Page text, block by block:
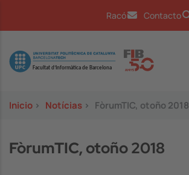
Racó Contacto
Image
Inicio > Notícias > FòrumTIC, otoño 2018
FòrumTIC, otoño 2018